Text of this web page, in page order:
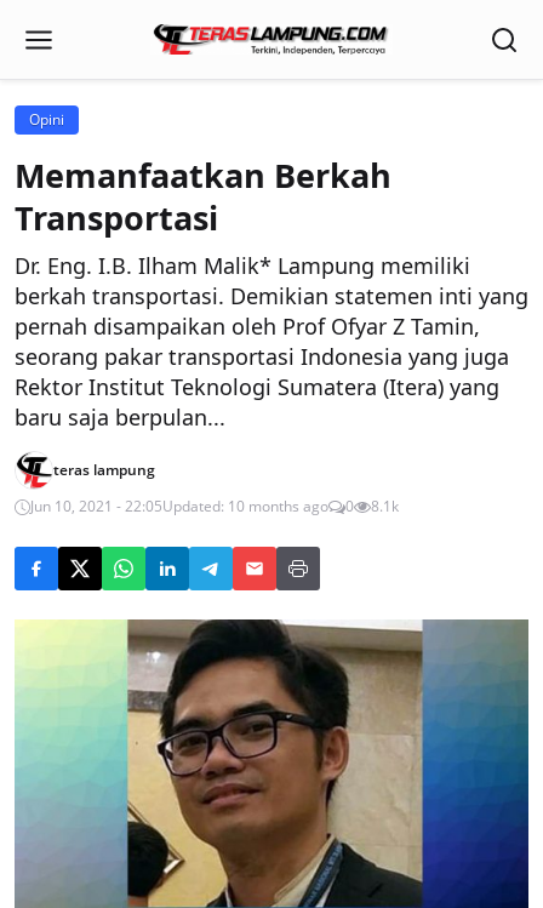
Opini
Memanfaatkan Berkah
Transportasi
Dr. Eng. I.B. Ilham Malik* Lampung memiliki
berkah transportasi. Demikian statemen inti yang
pernah disampaikan oleh Prof Ofyar Z Tamin,
seorang pakar transportasi Indonesia yang juga
Rektor Institut Teknologi Sumatera (Itera) yang
baru saja berpulan...
teras lampung
Jun 10, 2021 - 22:05Updated: 10 months ago 0 8.1k